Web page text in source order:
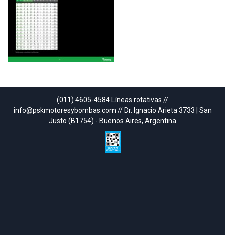
(011) 4605-4584 Líneas rotativas //
info@pskmotoresybombas.com // Dr. Ignacio Arieta 3733 | San
Justo (B1754) - Buenos Aires, Argentina